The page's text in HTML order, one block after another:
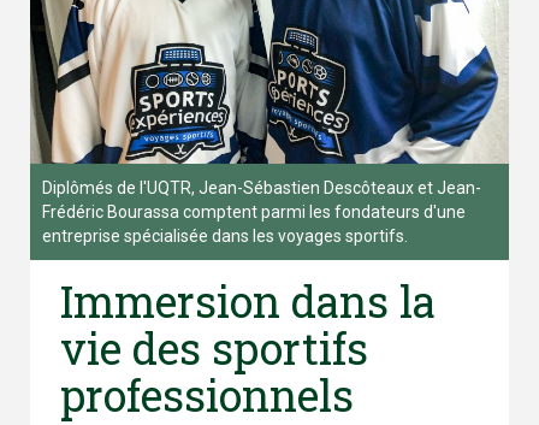
Diplômés de l'UQTR, Jean-Sébastien Descôteaux et Jean-
Frédéric Bourassa comptent parmi les fondateurs d'une
entreprise spécialisée dans les voyages sportifs.
Immersion dans la
vie des sportifs
professionnels